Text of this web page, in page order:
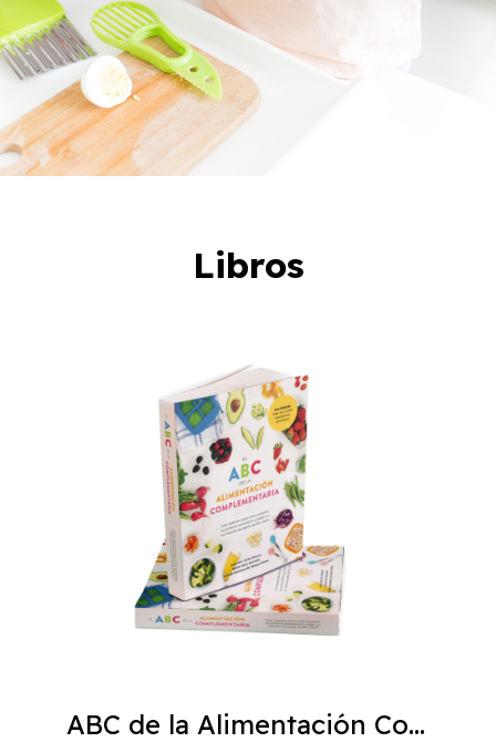
Libros
ABC de la Alimentación Complementaria 4ta edición